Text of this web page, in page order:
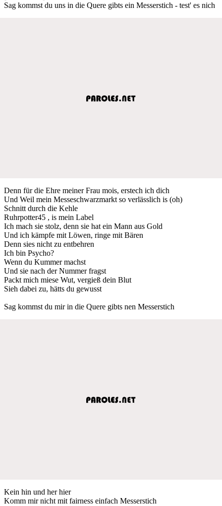
Sag kommst du uns in die Quere gibts ein Messerstich - test' es nich
Denn für die Ehre meiner Frau mois, erstech ich dich
Und Weil mein Messeschwarzmarkt so verlässlich is (oh)
Schnitt durch die Kehle
Ruhrpotter45 , is mein Label
Ich mach sie stolz, denn sie hat ein Mann aus Gold
Und ich kämpfe mit Löwen, ringe mit Bären
Denn sies nicht zu entbehren
Ich bin Psycho?
Wenn du Kummer machst
Und sie nach der Nummer fragst
Packt mich miese Wut, vergieß dein Blut
Sieh dabei zu, hätts du gewusst
Sag kommst du mir in die Quere gibts nen Messerstich
Kein hin und her hier
Komm mir nicht mit fairness einfach Messerstich